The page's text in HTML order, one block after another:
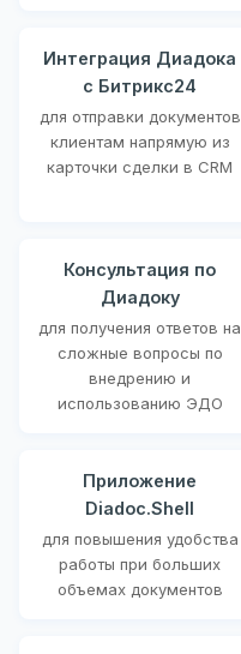
Интеграция Диадока
с Битрикс24
для отправки документов
клиентам напрямую из
карточки сделки в CRM
Консультация по
Диадоку
для получения ответов на
сложные вопросы по
внедрению и
использованию ЭДО
Приложение
Diadoc.Shell
для повышения удобства
работы при больших
объемах документов